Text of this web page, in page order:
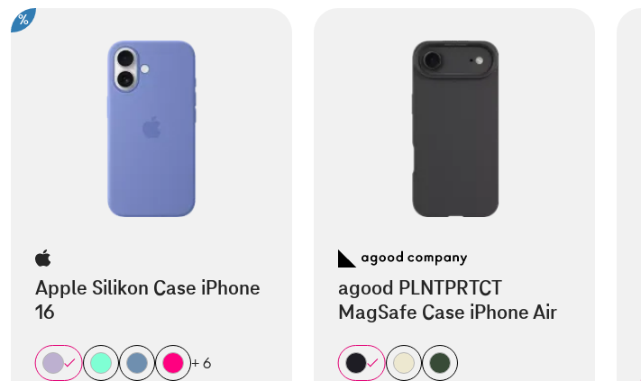
%
Apple Silikon Case iPhone
16
+ 6
agood PLNTPRTCT
MagSafe Case iPhone Air